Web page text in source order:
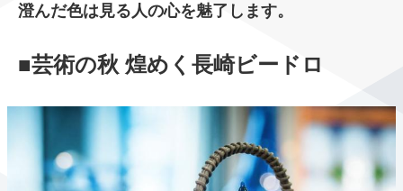
澄んだ色は見る人の心を魅了します。
■芸術の秋 煌めく⻑崎ビードロ